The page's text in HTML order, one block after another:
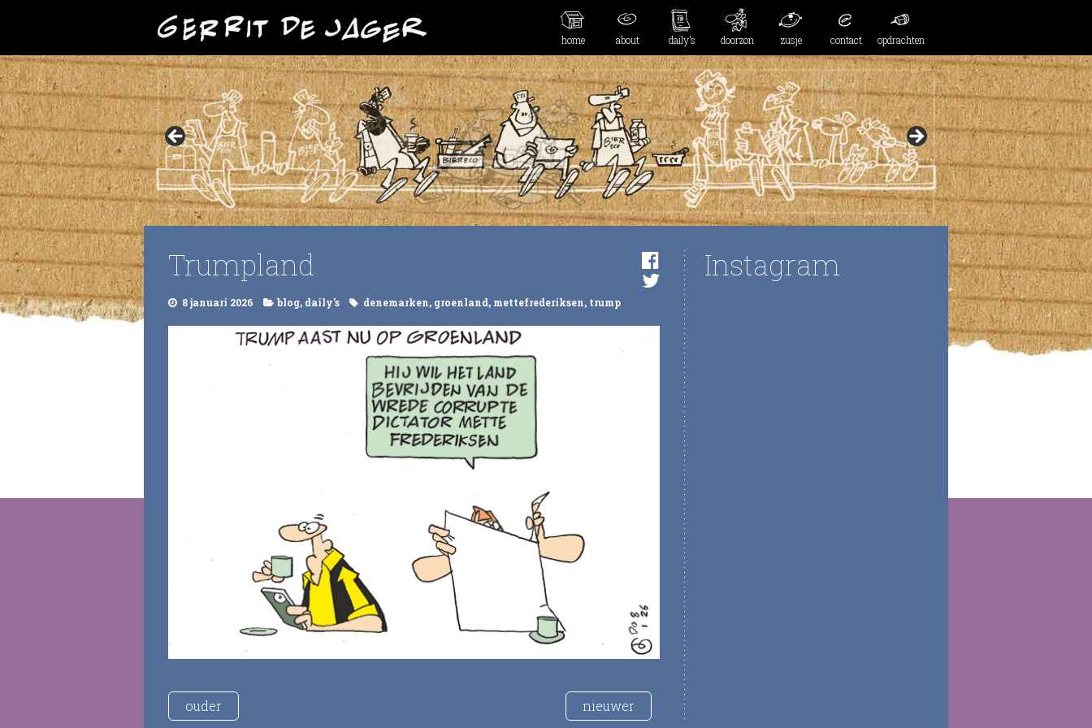
home about daily’s doorzon zusje contact opdrachten
Trumpland
8 januari 2026 blog, daily's denemarken, groenland, mettefrederiksen, trump
ouder nieuwer
Instagram